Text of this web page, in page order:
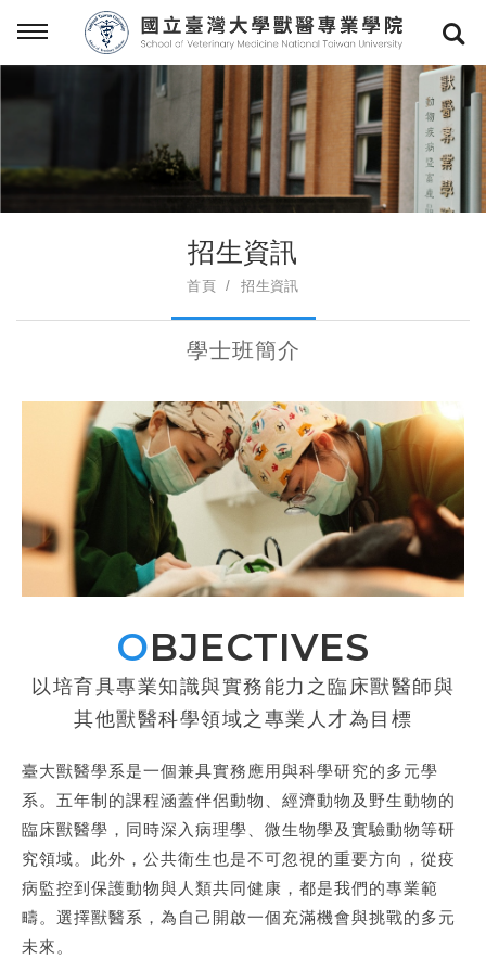
招生資訊
首頁 招生資訊
學士班簡介
OBJECTIVES
以培育具專業知識與實務能力之臨床獸醫師與
其他獸醫科學領域之專業人才為目標
臺大獸醫學系是一個兼具實務應用與科學研究的多元學
系。五年制的課程涵蓋伴侶動物、經濟動物及野生動物的
臨床獸醫學，同時深入病理學、微生物學及實驗動物等研
究領域。此外，公共衛生也是不可忽視的重要方向，從疫
病監控到保護動物與人類共同健康，都是我們的專業範
疇。選擇獸醫系，為自己開啟一個充滿機會與挑戰的多元
未來。